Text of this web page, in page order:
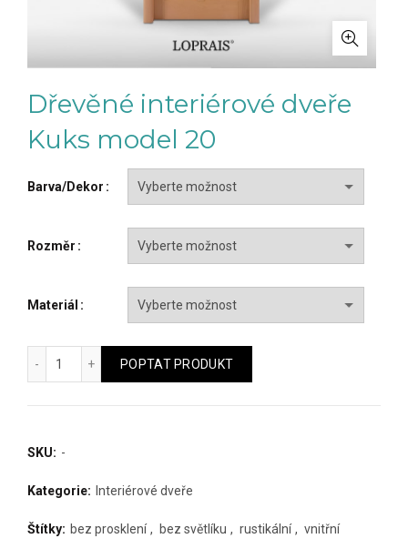
Dřevěné interiérové dveře
Kuks model 20
Barva/Dekor
Rozměr
Materiál
POPTAT PRODUKT
SKU: -
Kategorie: Interiérové dveře
Štítky: bez prosklení , bez světlíku , rustikální , vnitřní